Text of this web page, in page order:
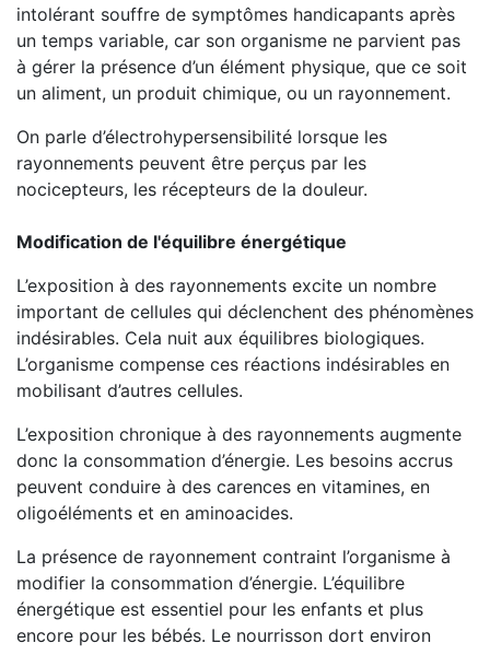
intolérant souffre de symptômes handicapants après
un temps variable, car son organisme ne parvient pas
à gérer la présence d’un élément physique, que ce soit
un aliment, un produit chimique, ou un rayonnement.
On parle d’électrohypersensibilité lorsque les
rayonnements peuvent être perçus par les
nocicepteurs, les récepteurs de la douleur.
Modification de l'équilibre énergétique
L’exposition à des rayonnements excite un nombre
important de cellules qui déclenchent des phénomènes
indésirables. Cela nuit aux équilibres biologiques.
L’organisme compense ces réactions indésirables en
mobilisant d’autres cellules.
L’exposition chronique à des rayonnements augmente
donc la consommation d’énergie. Les besoins accrus
peuvent conduire à des carences en vitamines, en
oligoéléments et en aminoacides.
La présence de rayonnement contraint l’organisme à
modifier la consommation d’énergie. L’équilibre
énergétique est essentiel pour les enfants et plus
encore pour les bébés. Le nourrisson dort environ